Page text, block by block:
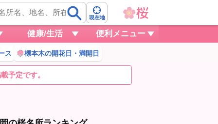
現在地
健康/生活 便利メニュー
ス 標本木の開花日・満開日
予定です。